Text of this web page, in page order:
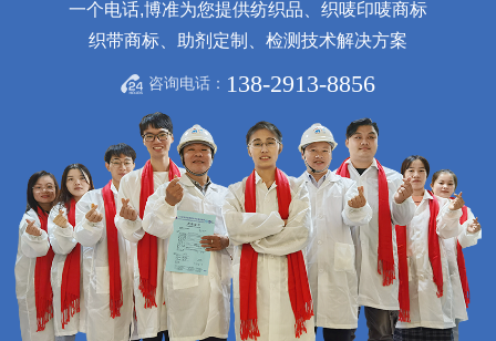
一个电话,博准为您提供纺织品、织唛印唛商标
织带商标、助剂定制、检测技术解决方案
咨询电话： 138-2913-8856